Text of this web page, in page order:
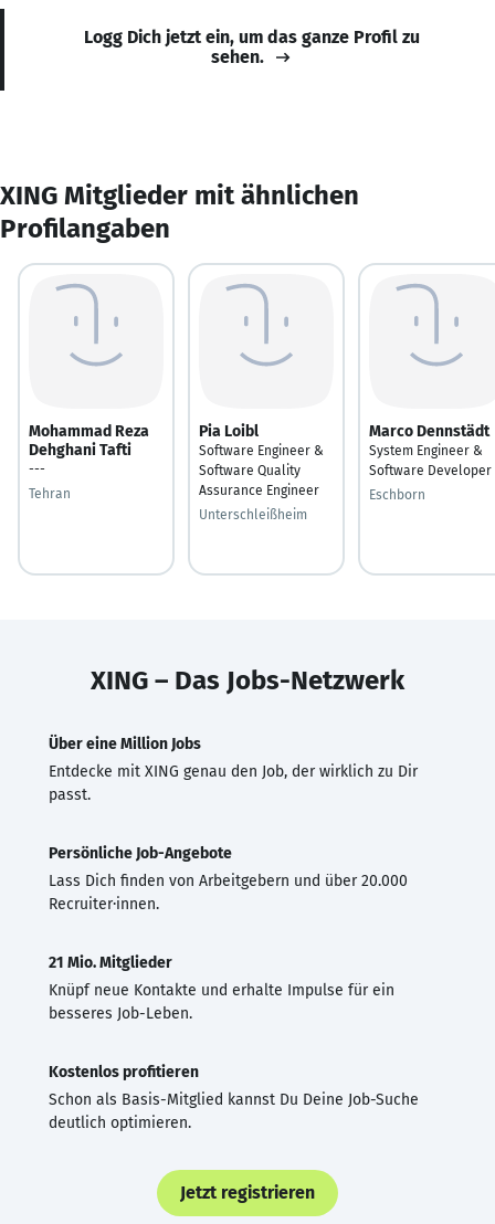
Logg Dich jetzt ein, um das ganze Profil zu
sehen.
XING Mitglieder mit ähnlichen
Profilangaben
Mohammad Reza
Dehghani Tafti
---
Tehran
Pia Loibl
Software Engineer &
Software Quality
Assurance Engineer
Unterschleißheim
Marco Dennstädt
System Engineer &
Software Developer
Eschborn
XING – Das Jobs-Netzwerk
Über eine Million Jobs
Entdecke mit XING genau den Job, der wirklich zu Dir
passt.
Persönliche Job-Angebote
Lass Dich finden von Arbeitgebern und über 20.000
Recruiter·innen.
21 Mio. Mitglieder
Knüpf neue Kontakte und erhalte Impulse für ein
besseres Job-Leben.
Kostenlos profitieren
Schon als Basis-Mitglied kannst Du Deine Job-Suche
deutlich optimieren.
Jetzt registrieren